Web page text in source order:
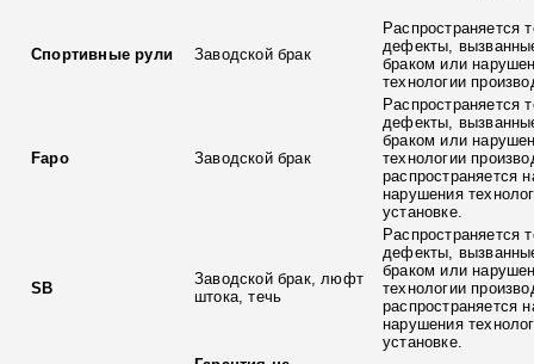
Спортивные рули Заводской брак
Распространяется
дефекты,
браком или
технологии
Fapo Заводской брак
Распространяется
дефекты,
браком или
технологии
распространяется
нарушения
установке.
SB
Заводской брак, люфт
штока, течь
Распространяется
дефекты,
браком или
технологии
распространяется
нарушения
установке.